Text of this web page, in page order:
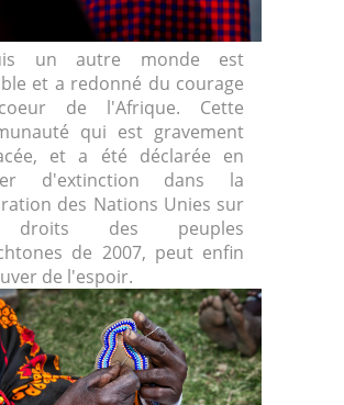
un autre monde est
et a redonné du courage
de l'Afrique. Cette
qui est gravement
et a été déclarée en
d'extinction dans la
des Nations Unies sur
des peuples
de 2007, peut enfin
de l'espoir.